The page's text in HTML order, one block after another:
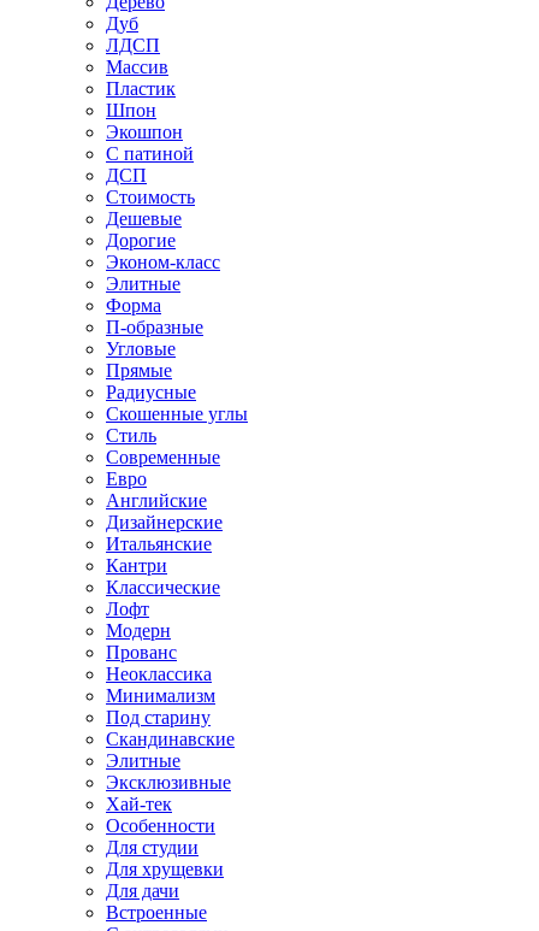
Дуб
ЛДСП
Массив
Пластик
Шпон
Экошпон
С патиной
ДСП
Стоимость
Дешевые
Дорогие
Эконом-класс
Элитные
Форма
П-образные
Угловые
Прямые
Радиусные
Скошенные углы
Стиль
Современные
Евро
Английские
Дизайнерские
Итальянские
Кантри
Классические
Лофт
Модерн
Прованс
Неоклассика
Минимализм
Под старину
Скандинавские
Элитные
Эксклюзивные
Хай-тек
Особенности
Для студии
Для хрущевки
Для дачи
Встроенные